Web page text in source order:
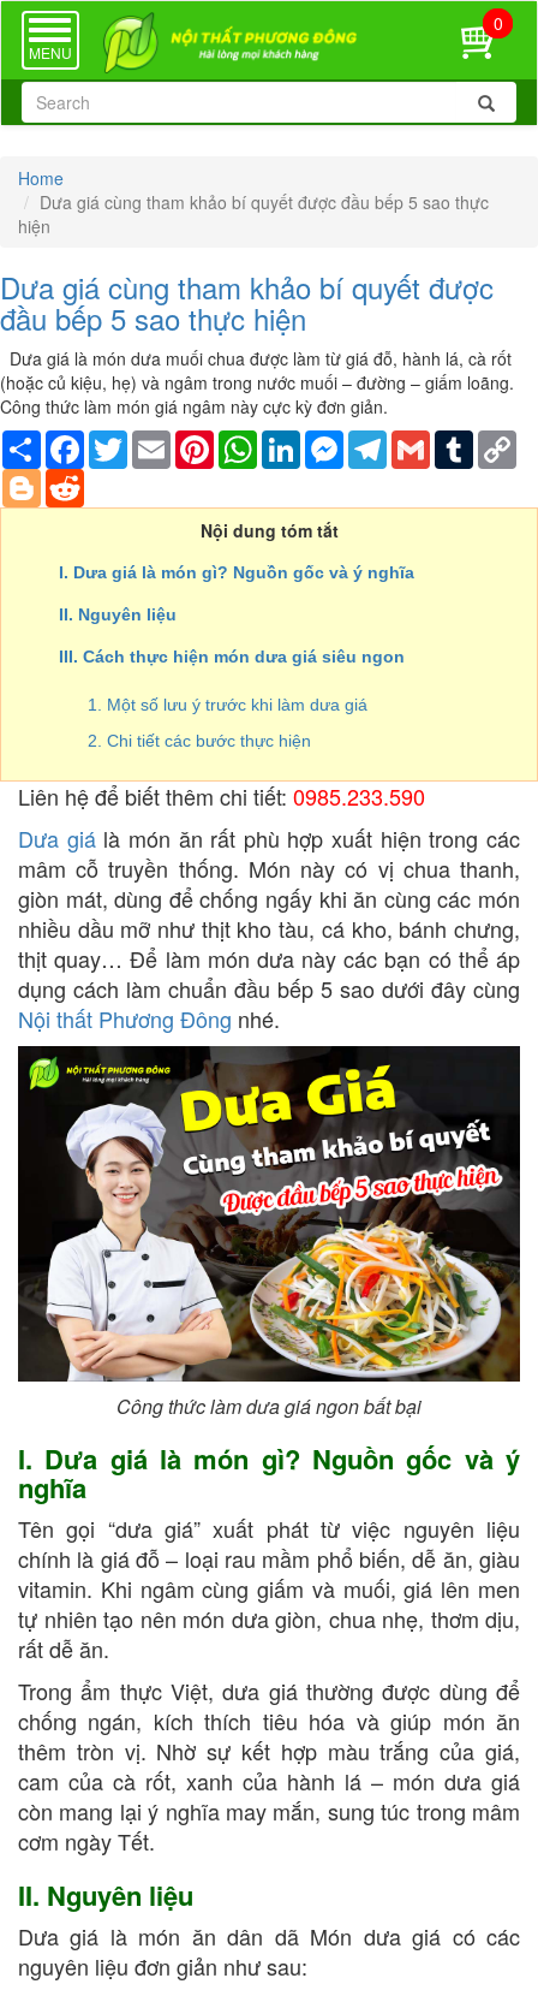
TOGGLE
NAVIGATION
MENU
0
Home
Dưa giá cùng tham khảo bí quyết được đầu bếp 5 sao thực
hiện
Dưa giá cùng tham khảo bí quyết được
đầu bếp 5 sao thực hiện
Dưa giá là món dưa muối chua được làm từ giá đỗ, hành lá, cà rốt
(hoặc củ kiệu, hẹ) và ngâm trong nước muối – đường – giấm loãng.
Công thức làm món giá ngâm này cực kỳ đơn giản.
Share Facebook
TwitterEmail PinterestWhatsAppLinkedInMessengerTelegram
Gmail Tumblr
Blogger
Nội dung tóm tắt
I. Dưa giá là món gì? Nguồn gốc và ý nghĩa
II. Nguyên liệu
III. Cách thực hiện món dưa giá siêu ngon
1. Một số lưu ý trước khi làm dưa giá
2. Chi tiết các bước thực hiện
Liên hệ để biết thêm chi tiết: 0985.233.590
Dưa giálà món ăn rất phù hợp xuất hiện trong các
mâm cỗ truyền thống. Món này có vị chua thanh,
giòn mát, dùng để chống ngấy khi ăn cùng các món
nhiều dầu mỡ như thịt kho tàu, cá kho, bánh chưng,
thịt quay… Để làm món dưa này các bạn có thể áp
dụng cách làm chuẩn đầu bếp 5 sao dưới đây cùng
Nội thất Phương Đông nhé.
Công thức làm dưa giá ngon bất bại
I. Dưa giá là món gì? Nguồn gốc và ý
nghĩa
Tên gọi “dưa giá” xuất phát từ việc nguyên liệu
chính là giá đỗ – loại rau mầm phổ biến, dễ ăn, giàu
vitamin. Khi ngâm cùng giấm và muối, giá lên men
tự nhiên tạo nên món dưa giòn, chua nhẹ, thơm dịu,
rất dễ ăn.
Trong ẩm thực Việt, dưa giá thường được dùng để
chống ngán, kích thích tiêu hóa và giúp món ăn
thêm tròn vị. Nhờ sự kết hợp màu trắng của giá,
cam của cà rốt, xanh của hành lá – món dưa giá
còn mang lại ý nghĩa may mắn, sung túc trong mâm
cơm ngày Tết.
II. Nguyên liệu
Dưa giá là món ăn dân dã Món dưa giá có các
nguyên liệu đơn giản như sau: